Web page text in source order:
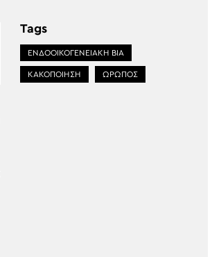
Tags
ΕΝΔΟΟΙΚΟΓΕΝΕΙΑΚΗ ΒΙΑ
ΚΑΚΟΠΟΙΗΣΗ ΩΡΩΠΟΣ